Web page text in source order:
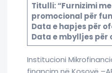
Titulli: “Furnizimi
promocional për
Data e hapjes për
Data e mbylljes për
Institucioni